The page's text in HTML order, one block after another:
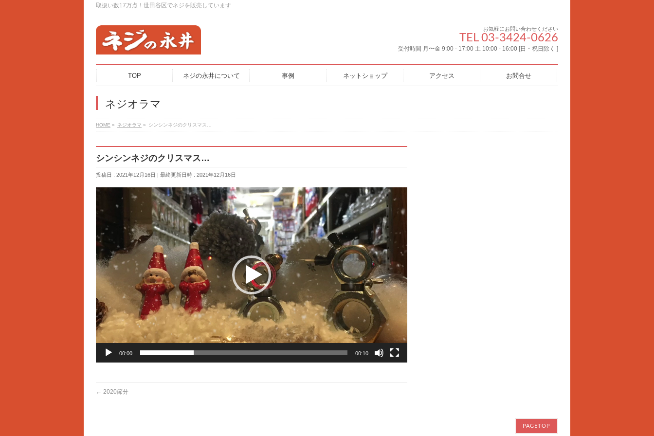
取扱い数17万点！世田谷区でネジを販売しています
お気軽にお問い合わせください
TEL 03-3424-0626
受付時間 月〜金 9:00 - 17:00 土 10:00 - 16:00 [日・祝日除く ]
TOP ネジの永井について 事例 ネットショップ アクセス お問合せ
ネジオラマ
HOME » ネジオラマ » シンシンネジのクリスマス…
シンシンネジのクリスマス…
投稿日 : 2021年12月16日 最終更新日時 : 2021年12月16日
動
プ
ー
ヤ
ー
00:00 00:10
← 2020節分
PAGETOP